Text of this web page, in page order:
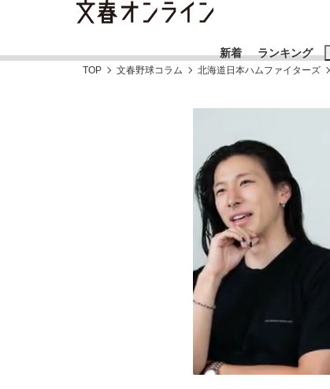
新着 ランキング
大阪税関が見つけた中国向け「ニセ
終戦から81年
おすすめ
#高市早苗
#玉木雄一
TOP 文春野球コラム 北海道日本ハムファイターズ